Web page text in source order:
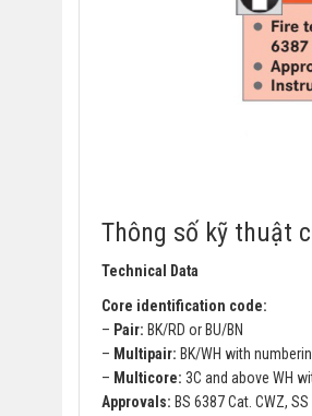
Thông số kỹ thuật
Technical Data
Core identification code:
– Pair: BK/RD or BU/BN
– Multipair: BK/WH with
– Multicore: 3C and above WH
Approvals: BS 6387 Cat. CWZ,